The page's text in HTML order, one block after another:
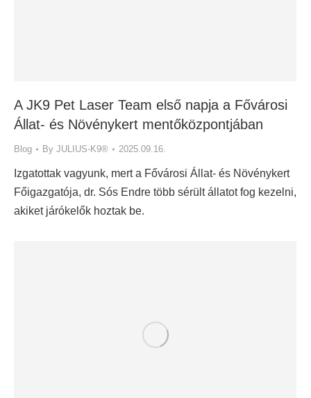
A JK9 Pet Laser Team első napja a Fővárosi
Állat- és Növénykert mentőközpontjában
Blog By JULIUS-K9® 2025.09.16.
Izgatottak vagyunk, mert a Fővárosi Állat- és Növénykert
Főigazgatója, dr. Sós Endre több sérült állatot fog kezelni,
akiket járókelők hoztak be.